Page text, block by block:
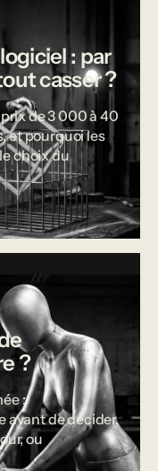
: par
casser ?
de 3 000 à 40
et pourquoi les
choix du
?
:
avant de décider,
ou